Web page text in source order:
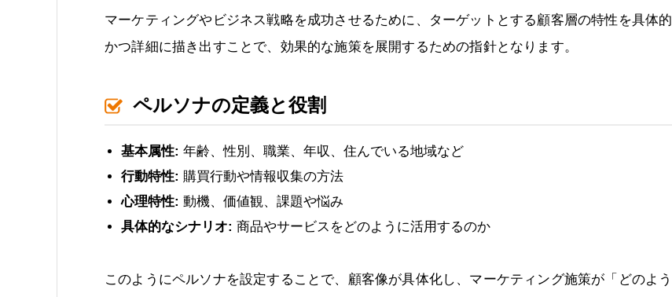
マーケティングやビジネス戦略を成功させるために、ターゲットとする顧客層の特性を具体的
かつ詳細に描き出すことで、効果的な施策を展開するための指針となります。
ペルソナの定義と役割
基本属性: 年齢、性別、職業、年収、住んでいる地域など
行動特性: 購買行動や情報収集の方法
心理特性: 動機、価値観、課題や悩み
具体的なシナリオ: 商品やサービスをどのように活用するのか
このようにペルソナを設定することで、顧客像が具体化し、マーケティング施策が「どのよう